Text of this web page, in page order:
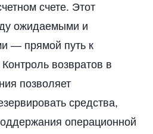
счете. Этот
ожидаемыми и
— прямой путь к
возвратов в
позволяет
средства,
операционной